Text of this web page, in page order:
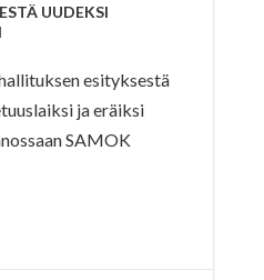
UUDEKSI
esityksestä
ja eräiksi
SAMOK